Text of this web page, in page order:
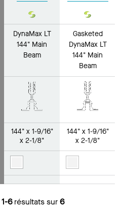
Durabilité
DynaMax LT
144" Main
Beam
144" x 1-9/16"
x 2-1/8"
Gasketed
DynaMax LT
144" Main
Beam
144" x 1-9/16"
x 2-1/8"
1-6résultats sur6